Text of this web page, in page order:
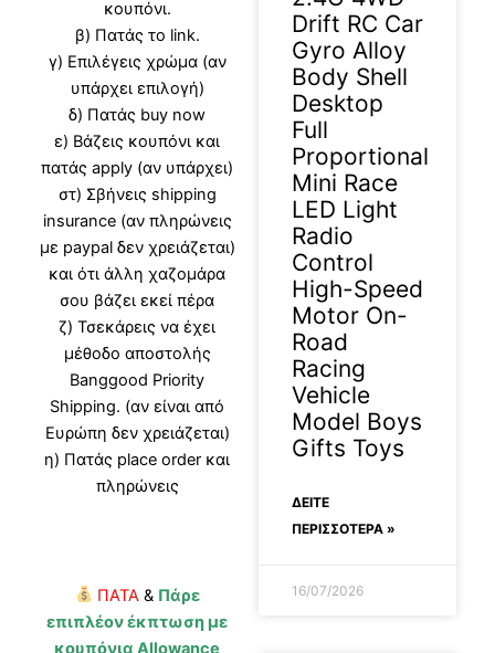
κουπόνι.
β) Πατάς το link.
γ) Επιλέγεις χρώμα (αν
υπάρχει επιλογή)
δ) Πατάς buy now
ε) Βάζεις κουπόνι και
πατάς apply (αν υπάρχει)
στ) Σβήνεις shipping
insurance (αν πληρώνεις
με paypal δεν χρειάζεται)
και ότι άλλη χαζομάρα
σου βάζει εκεί πέρα
ζ) Τσεκάρεις να έχει
μέθοδο αποστολής
Banggood Priority
Shipping. (αν είναι από
Ευρώπη δεν χρειάζεται)
η) Πατάς place order και
πληρώνεις
ΠΑΤΑ & Πάρε
επιπλέον έκπτωση με
κουπόνια Allowance
Drift RC Car
Gyro Alloy
Body Shell
Desktop
Full
Proportional
Mini Race
LED Light
Radio
Control
High-Speed
Motor On-
Road
Racing
Vehicle
Model Boys
Gifts Toys
ΔΕΊΤΕ
ΠΕΡΙΣΣΟΤΕΡΑ »
16/07/2026